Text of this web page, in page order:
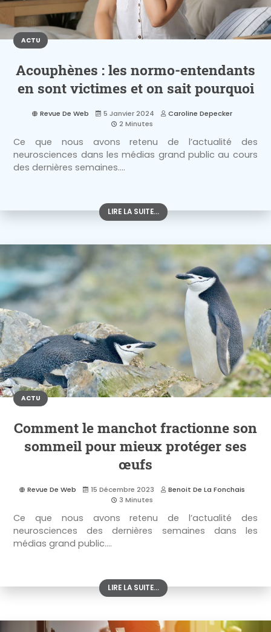
ACTU
Acouphènes : les normo-entendants
en sont victimes et on sait pourquoi
Revue De Web 5 Janvier 2024
Caroline Depecker
2 Minutes
Ce que nous avons retenu de l’actualité des
neurosciences dans les médias grand public au cours
des dernières semaines....
LIRE LA SUITE...
ACTU
Comment le manchot fractionne son
sommeil pour mieux protéger ses
œufs
Revue De Web 15 Décembre 2023
Benoit De La Fonchais
3 Minutes
Ce que nous avons retenu de l’actualité des
neurosciences des dernières semaines dans les
médias grand public....
LIRE LA SUITE...